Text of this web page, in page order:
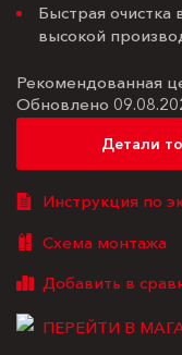
Быстрая очистка
высокой
Рекомендованная
Обновлено
Детали
Инструкция по
Схема монтажа
ПЕРЕЙТИ В